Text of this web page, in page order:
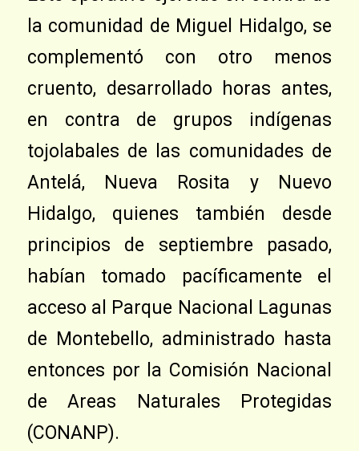
la comunidad de Miguel Hidalgo, se
complementó con otro menos
cruento, desarrollado horas antes,
en contra de grupos indígenas
tojolabales de las comunidades de
Antelá, Nueva Rosita y Nuevo
Hidalgo, quienes también desde
principios de septiembre pasado,
habían tomado pacíficamente el
acceso al Parque Nacional Lagunas
de Montebello, administrado hasta
entonces por la Comisión Nacional
de Areas Naturales Protegidas
(CONANP).